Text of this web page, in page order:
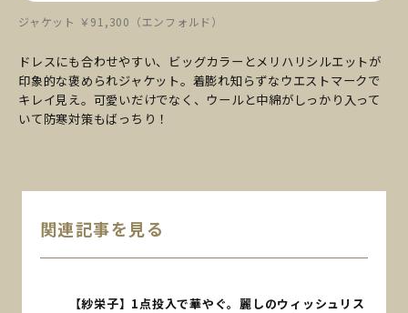
ジャケット ￥91,300（エンフォルド）
ドレスにも合わせやすい、ビッグカラーとメリハリシルエットが
印象的な褒められジャケット。着膨れ知らずなウエストマークで
キレイ見え。可愛いだけでなく、ウールと中綿がしっかり入って
いて防寒対策もばっちり！
関連記事を見る
【紗栄子】1点投入で華やぐ。麗しのウィッシュリス